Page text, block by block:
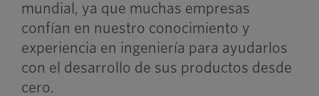
mundial, ya que muchas empresas
confían en nuestro conocimiento y
experiencia en ingeniería para ayudarlos
con el desarrollo de sus productos desde
cero.